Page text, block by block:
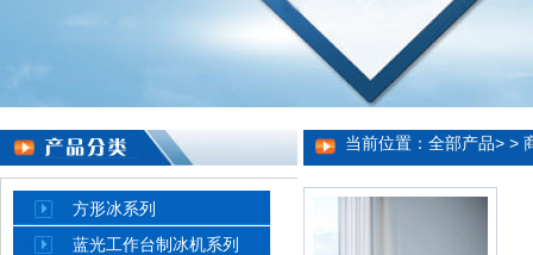
方形冰系列
蓝光工作台制冰机系列
当前位置： 全部产品> >